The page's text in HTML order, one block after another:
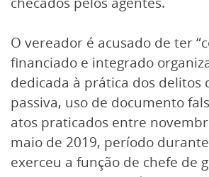
O vereador é acusado de ter
financiado e integrado
dedicada à prática dos delitos
passiva, uso de documento
atos praticados entre
maio de 2019, período
exerceu a função de chefe de